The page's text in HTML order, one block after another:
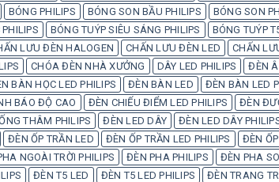
BÓNG PHILIPS BÓNG SON BẦU PHILIPS BÓNG SON
BÓNG TUÝP SIÊU SÁNG PHILIPS BÓNG TUÝP
LƯU ĐÈN HALOGEN CHẤN LƯU ĐÈN LED CHẤN
CHÓA ĐÈN NHÀ XƯỞNG DÂY LED PHILIPS ĐÈN
BÀN HỌC LED PHILIPS ĐÈN BÀN LED ĐÈN BÀN LED
BÁO ĐỘ CAO ĐÈN CHIẾU ĐIỂM LED PHILIPS ĐÈN
THÂM PHILIPS ĐÈN LED DÂY ĐÈN LED DÂY
ĐÈN ỐP TRẦN LED ĐÈN ỐP TRẦN LED PHILIPS ĐÈN
NGOÀI TRỜI PHILIPS ĐÈN PHA PHILIPS ĐÈN PHA
ĐÈN T5 LED ĐÈN T5 LED PHILIPS ĐÈN TRANG